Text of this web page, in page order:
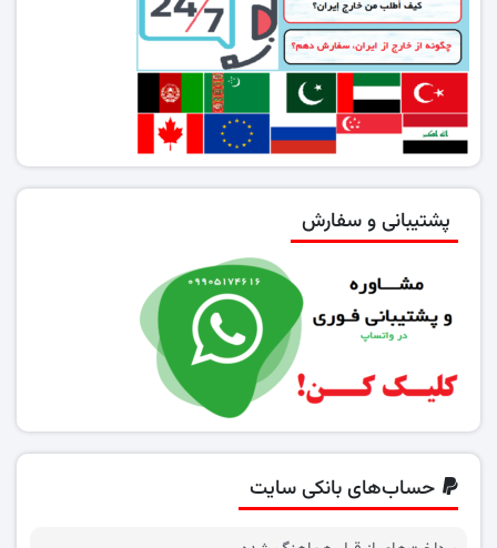
پشتیبانی و سفارش
حساب‌های بانکی سایت